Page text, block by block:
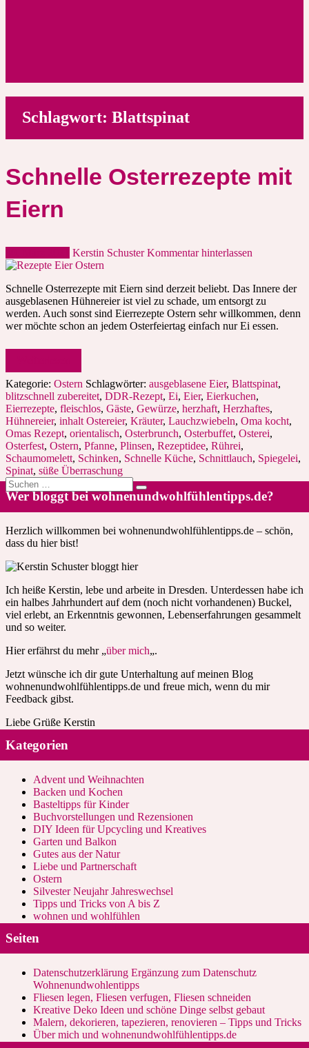
Schlagwort: Blattspinat
Schnelle Osterrezepte mit
Eiern
Kerstin Schuster Kommentar hinterlassen
Schnelle Osterrezepte mit Eiern sind derzeit beliebt. Das Innere der
ausgeblasenen Hühnereier ist viel zu schade, um entsorgt zu
werden. Auch sonst sind Eierrezepte Ostern sehr willkommen, denn
wer möchte schon an jedem Osterfeiertag einfach nur Ei essen.
Kategorie: Ostern Schlagwörter: ausgeblasene Eier, Blattspinat,
blitzschnell zubereitet, DDR-Rezept, Ei, Eier, Eierkuchen,
Eierrezepte, fleischlos, Gäste, Gewürze, herzhaft, Herzhaftes,
Hühnereier, inhalt Ostereier, Kräuter, Lauchzwiebeln, Oma kocht,
Omas Rezept, orientalisch, Osterbrunch, Osterbuffet, Osterei,
Osterfest, Ostern, Pfanne, Plinsen, Rezeptidee, Rührei,
Schaumomelett, Schinken, Schnelle Küche, Schnittlauch, Spiegelei,
Spinat, süße Überraschung
Suche
nach:
Wer bloggt bei wohnenundwohlfühlentipps.de?
Herzlich willkommen bei wohnenundwohlfühlentipps.de – schön,
dass du hier bist!
Ich heiße Kerstin, lebe und arbeite in Dresden. Unterdessen habe ich
ein halbes Jahrhundert auf dem (noch nicht vorhandenen) Buckel,
viel erlebt, an Erkenntnis gewonnen, Lebenserfahrungen gesammelt
und so weiter.
Hier erfährst du mehr „über mich„.
Jetzt wünsche ich dir gute Unterhaltung auf meinen Blog
wohnenundwohlfühlentipps.de und freue mich, wenn du mir
Feedback gibst.
Liebe Grüße Kerstin
Kategorien
Advent und Weihnachten
Backen und Kochen
Basteltipps für Kinder
Buchvorstellungen und Rezensionen
DIY Ideen für Upcycling und Kreatives
Garten und Balkon
Gutes aus der Natur
Liebe und Partnerschaft
Ostern
Silvester Neujahr Jahreswechsel
Tipps und Tricks von A bis Z
wohnen und wohlfühlen
Seiten
Datenschutzerklärung Ergänzung zum Datenschutz
Wohnenundwohlentipps
Fliesen legen, Fliesen verfugen, Fliesen schneiden
Kreative Deko Ideen und schöne Dinge selbst gebaut
Malern, dekorieren, tapezieren, renovieren – Tipps und Tricks
Über mich und wohnenundwohlfühlentipps.de